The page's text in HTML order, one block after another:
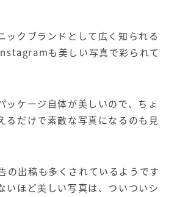
ックブランドとして広く知られる
も美しい写真で彩られて
ッケージ自体が美しいので、ちょ
るだけで素敵な写真になるのも見
出稿も多くされているようです
いほど美しい写真は、ついついシ